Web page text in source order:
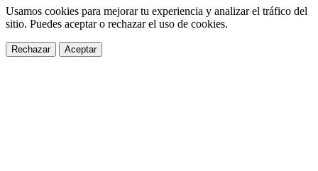
Usamos cookies para mejorar tu experiencia y analizar el tráfico del
sitio. Puedes aceptar o rechazar el uso de cookies.
Rechazar Aceptar